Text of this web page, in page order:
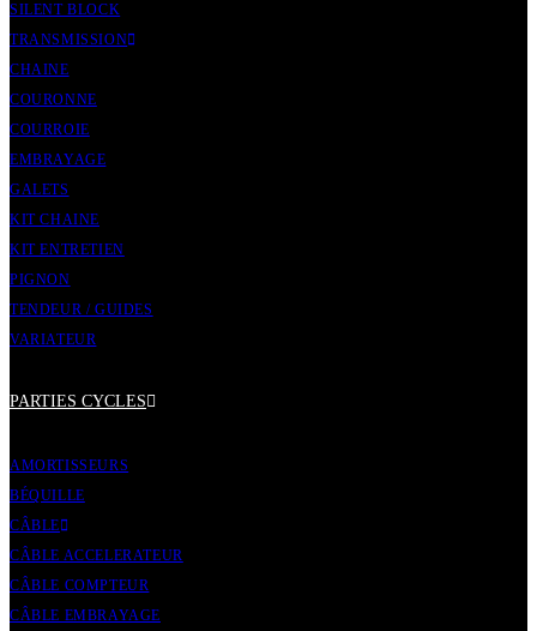
SILENT BLOCK
TRANSMISSION
CHAINE
COURONNE
COURROIE
EMBRAYAGE
GALETS
KIT CHAINE
KIT ENTRETIEN
PIGNON
TENDEUR / GUIDES
VARIATEUR
PARTIES CYCLES
AMORTISSEURS
BÉQUILLE
CÂBLE
CÂBLE ACCELERATEUR
CÂBLE COMPTEUR
CÂBLE EMBRAYAGE